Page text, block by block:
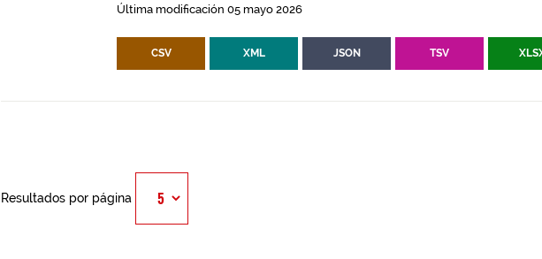
Última modificación 05 mayo 2026
CSV XML JSON TSV
Resultados por página